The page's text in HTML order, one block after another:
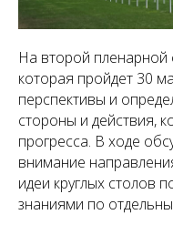
На второй пленарной
которая пройдет 30
перспективы и
стороны и действия,
прогресса. В ходе
внимание
идеи круглых столов
знаниями по